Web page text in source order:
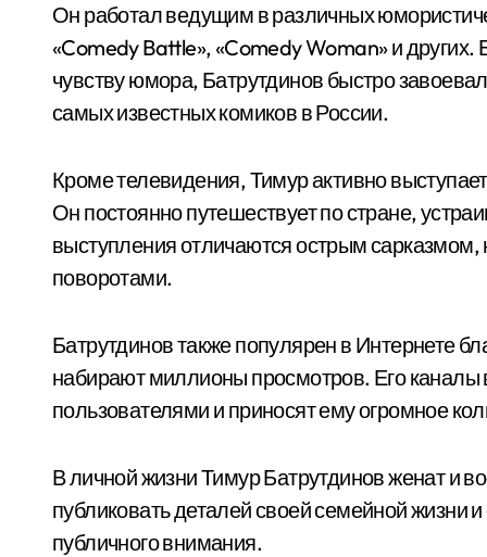
Он работал ведущим в различных
«Comedy Battle», «Comedy Woman» и
чувству юмора, Батрутдинов быстро
самых известных комиков в России.
Кроме телевидения, Тимур активно
Он постоянно путешествует по стране,
выступления отличаются острым
поворотами.
Батрутдинов также популярен в Интернете
набирают миллионы просмотров. Его каналы
пользователями и приносят ему огромное
В личной жизни Тимур Батрутдинов женат и
публиковать деталей своей семейной жизни
публичного внимания.